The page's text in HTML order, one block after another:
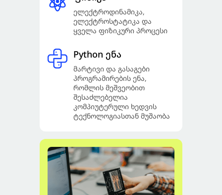
ელექტროდინამიკა,
ელექტროსტატიკა და
ყველა ფიზიკური პროცესი
Python ენა
მარტივი და გასაგები
პროგრამირების ენა,
რომლის მეშვეობით
შესაძლებელია
კომპიუტერული ხედვის
ტექნოლოგიასთან მუშაობა